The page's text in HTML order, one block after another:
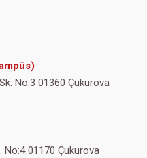
No:3 01360 Çukurova
No:4 01170 Çukurova